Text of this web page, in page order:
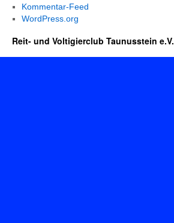
Kommentar-Feed
WordPress.org
Reit- und Voltigierclub Taunusstein e.V.